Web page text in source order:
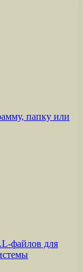
папку или
файлов для